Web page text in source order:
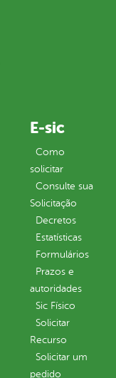
E-sic
Como
solicitar
Consulte sua
Solicitação
Decretos
Estatísticas
Formulários
Prazos e
autoridades
Sic Físico
Solicitar
Recurso
Solicitar um
pedido